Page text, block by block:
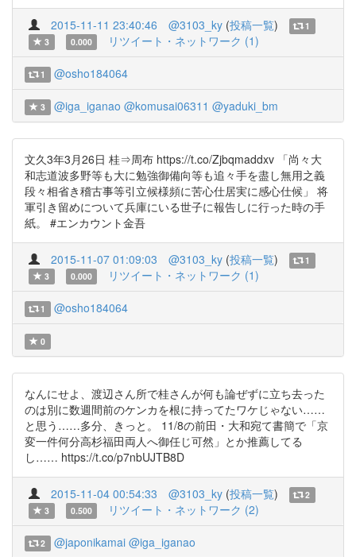
2015-11-11 23:40:46 @3103_ky (投稿一覧)
1
3
0.000 リツイート・ネットワーク (1)
1 @osho184064
3 @iga_iganao @komusai06311 @yaduki_bm
文久3年3月26日 桂⇒周布 https://t.co/Zjbqmaddxv 「尚々大
和志道波多野等も大に勉強御備向等も追々手を盡し無用之義
段々相省き稽古事等引立候様頻に苦心仕居実に感心仕候」 将
軍引き留めについて兵庫にいる世子に報告しに行った時の手
紙。 #エンカウント金吾
2015-11-07 01:09:03 @3103_ky (投稿一覧)
1
3
0.000 リツイート・ネットワーク (1)
1 @osho184064
0
なんにせよ、渡辺さん所で桂さんが何も論ぜずに立ち去った
のは別に数週間前のケンカを根に持ってたワケじゃない……
と思う……多分、きっと。 11/8の前田・大和宛て書簡で「京
変一件何分高杉福田両人へ御任じ可然」とか推薦してる
し…… https://t.co/p7nbUJTB8D
2015-11-04 00:54:33 @3103_ky (投稿一覧)
2
3
0.500 リツイート・ネットワーク (2)
2 @japonikamai @iga_iganao